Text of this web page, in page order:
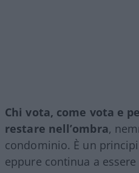
Chi vota, come vota e
restare nell’ombra,
condominio. È un
eppure continua a